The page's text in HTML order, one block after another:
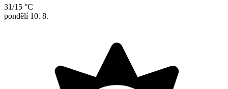
31/15 °C
pondělí 10. 8.